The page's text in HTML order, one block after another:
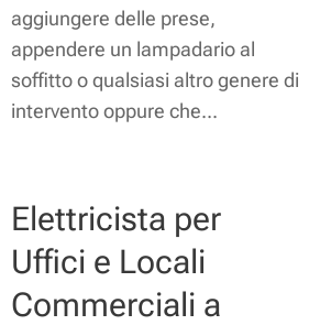
aggiungere delle prese,
appendere un lampadario al
soffitto o qualsiasi altro genere di
intervento oppure che...
Elettricista per
Uffici e Locali
Commerciali a